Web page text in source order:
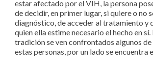
estar afectado por el VIH, la persona
de decidir, en primer lugar, si quiere o no
diagnóstico, de acceder al tratamiento y
quien ella estime necesario el hecho en
tradición se ven confrontados algunos
estas personas, por un lado se encuentra